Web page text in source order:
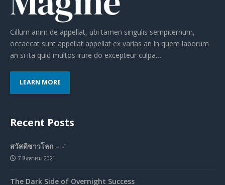
Cillum anim de appellat, ubi tamen singulis sempiternum,
occaecat sunt appellat appellat ex varias an in quem laborum
an si ita quid multos irure do excepteur culpa…
LEARN MORE
Recent Posts
สวัสดีชาวโลก – -‘
7 สิงหาคม 2021
The Dark Side of Overnight Success